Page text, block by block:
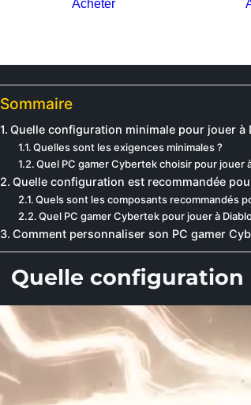
Sommaire
Quelle configuration minimale pour jouer à
Quelles sont les exigences minimales ?
Quel PC gamer Cybertek choisir pour jouer
Quelle configuration est recommandée
Quels sont les composants recommandés
Quel PC gamer Cybertek pour jouer à
Comment personnaliser son PC gamer
Quelle configuration